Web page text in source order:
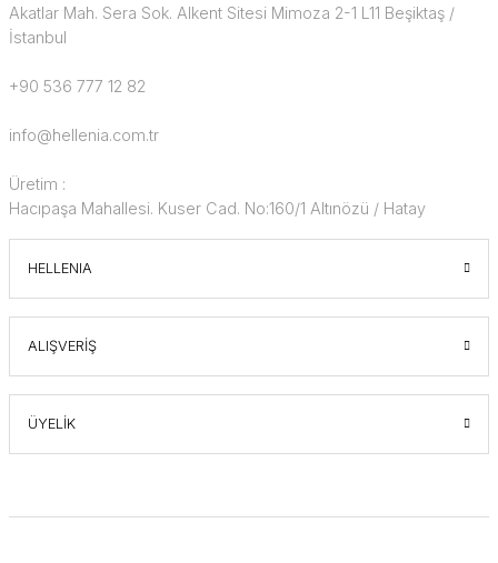
Akatlar Mah. Sera Sok. Alkent Sitesi Mimoza 2-1 L11 Beşiktaş /
İstanbul
+90 536 777 12 82
info@hellenia.com.tr
Üretim :
Hacıpaşa Mahallesi. Kuser Cad. No:160/1 Altınözü / Hatay
HELLENIA
ALIŞVERİŞ
ÜYELİK